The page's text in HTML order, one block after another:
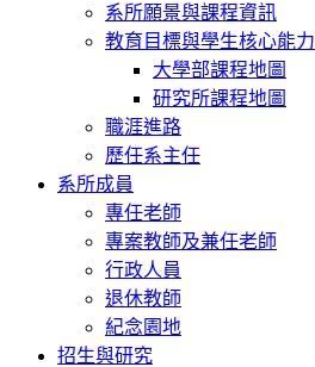
系所願景與課程資訊
教育目標與學生核心能力
大學部課程地圖
研究所課程地圖
職涯進路
歷任系主任
系所成員
專任老師
專案教師及兼任老師
行政人員
退休教師
紀念園地
招生與研究